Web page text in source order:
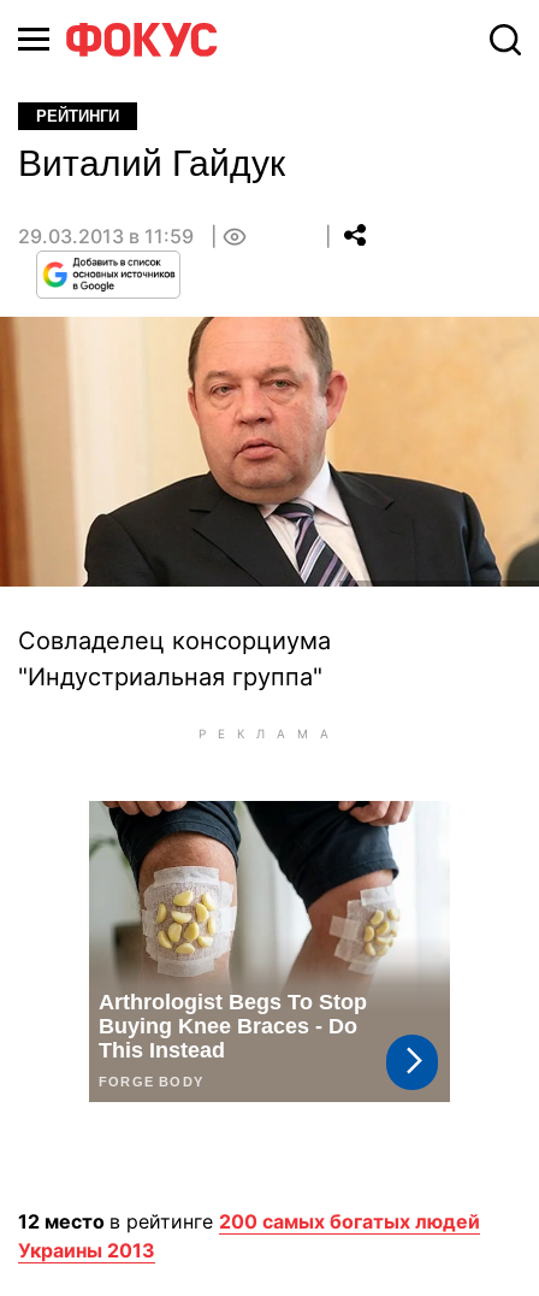
РЕЙТИНГИ
Виталий Гайдук
29.03.2013 в 11:59
Совладелец консорциума
"Индустриальная группа"
12 место в рейтинге 200 самых богатых людей
Украины 2013